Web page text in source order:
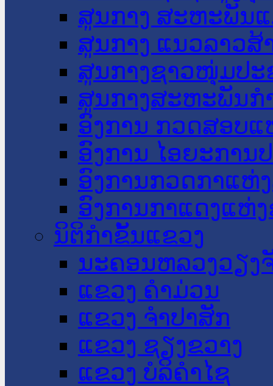
ສູນກາງ ສະຫະພັນ
ສູນກາງ ແນວລາວສ້
ສູນກາງຊາວໜຸ່ມປະ
ສູນກາງສະຫະພັນກ
ອົງການ ກວດສອບແ
ອົງການ ໄອຍະການ
ອົງການກວດກາແຫ່
ອົງການກາແດງແຫ່
ນິຕິກໍາຂັ້ນແຂວງ
ນະ​ຄອນ​ຫລວງວຽງ
ແຂວງ ຄໍາມ່ວນ
ແຂວງ ຈໍາປາສັກ
ແຂວງ ຊຽງຂວາງ
ແຂວງ ບໍລິຄໍາໄຊ